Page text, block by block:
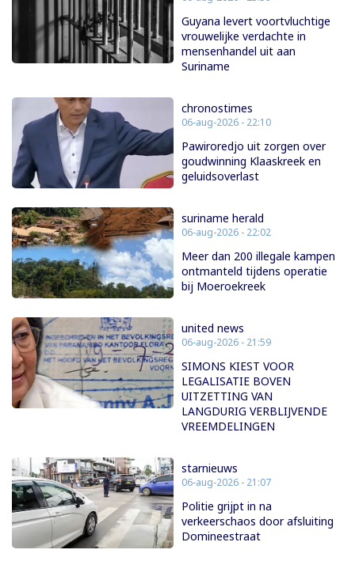
Guyana levert voortvluchtige
vrouwelijke verdachte in
mensenhandel uit aan
Suriname
chronostimes
06-aug-2026 - 22:10
Pawiroredjo uit zorgen over
goudwinning Klaaskreek en
geluidsoverlast
suriname herald
06-aug-2026 - 22:02
Meer dan 200 illegale kampen
ontmanteld tijdens operatie
bij Moeroekreek
united news
06-aug-2026 - 21:59
SIMONS KIEST VOOR
LEGALISATIE BOVEN
UITZETTING VAN
LANGDURIG VERBLIJVENDE
VREEMDELINGEN
starnieuws
06-aug-2026 - 21:07
Politie grijpt in na
verkeerschaos door afsluiting
Domineestraat